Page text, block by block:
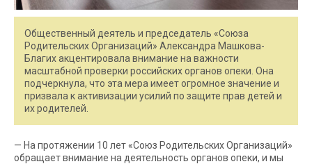
Общественный деятель и председатель «Союза
Родительских Организаций» Александра Машкова-
Благих акцентировала внимание на важности
масштабной проверки российских органов опеки. Она
подчеркнула, что эта мера имеет огромное значение и
призвала к активизации усилий по защите прав детей и
их родителей.
— На протяжении 10 лет «Союз Родительских Организаций»
обращает внимание на деятельность органов опеки, и мы